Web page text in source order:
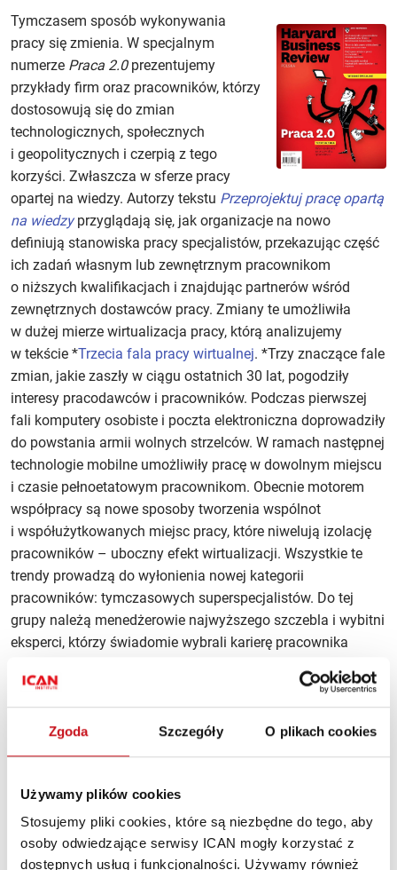
Zgoda Szczegóły O plikach cookies
Używamy plików cookies
Stosujemy pliki cookies, które są niezbędne do tego, aby
osoby odwiedzające serwisy ICAN mogły korzystać z
dostępnych usług i funkcjonalności. Używamy również
Tymczasem sposób wykonywania
pracy się zmienia. W specjalnym
numerze Praca 2.0prezentujemy
przykłady firm oraz pracowników, którzy
dostosowują się do zmian
technologicznych, społecznych
i geopolitycznych i czerpią z tego
korzyści. Zwłaszcza w sferze pracy
opartej na wiedzy. Autorzy tekstu Przeprojektuj pracę opartą
na wiedzyprzyglądają się, jak organizacje na nowo
definiują stanowiska pracy specjalistów, przekazując część
ich zadań własnym lub zewnętrznym pracownikom
o niższych kwalifikacjach i znajdując partnerów wśród
zewnętrznych dostawców pracy. Zmiany te umożliwiła
w dużej mierze wirtualizacja pracy, którą analizujemy
w tekście *Trzecia fala pracy wirtualnej. *Trzy znaczące fale
zmian, jakie zaszły w ciągu ostatnich 30 lat, pogodziły
interesy pracodawców i pracowników. Podczas pierwszej
fali komputery osobiste i poczta elektroniczna doprowadziły
do powstania armii wolnych strzelców. W ramach następnej
technologie mobilne umożliwiły pracę w dowolnym miejscu
i czasie pełnoetatowym pracownikom. Obecnie motorem
współpracy są nowe sposoby tworzenia wspólnot
i współużytkowanych miejsc pracy, które niwelują izolację
pracowników – uboczny efekt wirtualizacji. Wszystkie te
trendy prowadzą do wyłonienia nowej kategorii
pracowników: tymczasowych superspecjalistów. Do tej
grupy należą menedżerowie najwyższego szczebla i wybitni
eksperci, którzy świadomie wybrali karierę pracownika
Nadchodzi era tymczasowych superspecjalistów.
W warunkach zmiany sposobu wykonywania pracy
tradycyjny model relacji pracowniczych ulega wyczerpaniu.
transakcyjnym, bazującym na zasadzie „rób, co chcesz”,
na misji. Nowa epoka relacji zawodowych
twierdzą, że
potrzebny jest nowy pakt pomiędzy pracodawcami